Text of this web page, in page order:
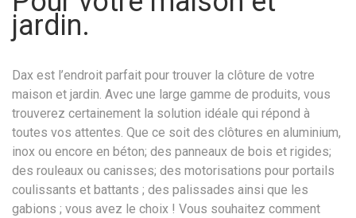
jardin.
Dax est l’endroit parfait pour trouver la clôture de votre
maison et jardin. Avec une large gamme de produits, vous
trouverez certainement la solution idéale qui répond à
toutes vos attentes. Que ce soit des clôtures en aluminium,
inox ou encore en béton; des panneaux de bois et rigides;
des rouleaux ou canisses; des motorisations pour portails
coulissants et battants ; des palissades ainsi que les
gabions ; vous avez le choix ! Vous souhaitez comment